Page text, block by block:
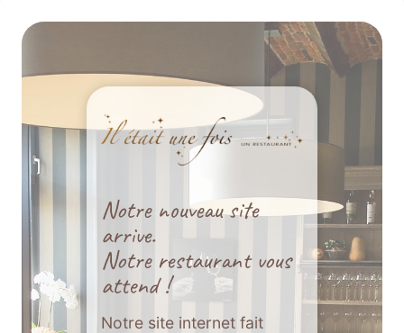
Notre nouveau site
arrive.
Notre restaurant vous
attend !
Notre site internet fait